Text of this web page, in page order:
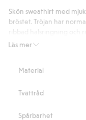
mid
Läs mer
Skön sweathirt med
bröstet. Tröjan har
Artikelnummer
Material
Tvättråd
Spårbarhet